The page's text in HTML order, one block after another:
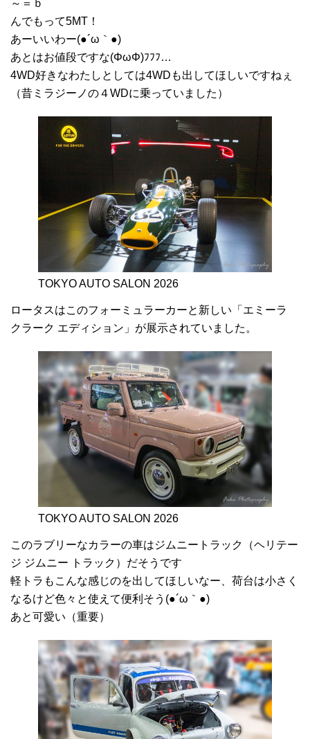
～＝ｂ
んでもって5MT！
あーいいわー(●´ω｀●)
あとはお値段ですな(ΦωΦ)ﾌﾌﾌ…
4WD好きなわたしとしては4WDも出してほしいですねぇ
（昔ミラジーノの４WDに乗っていました）
TOKYO AUTO SALON 2026
ロータスはこのフォーミュラーカーと新しい「エミーラ
クラーク エディション」が展示されていました。
TOKYO AUTO SALON 2026
このラブリーなカラーの車はジムニートラック（ヘリテー
ジ ジムニー トラック）だそうです
軽トラもこんな感じのを出してほしいなー、荷台は小さく
なるけど色々と使えて便利そう(●´ω｀●)
あと可愛い（重要）